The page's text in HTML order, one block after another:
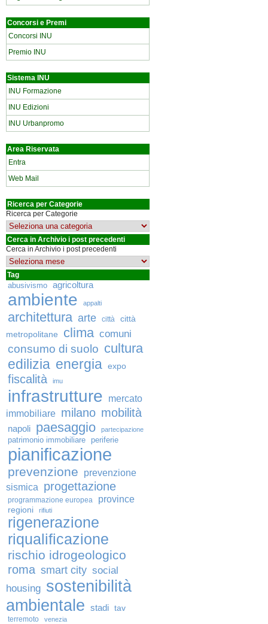
Concorsi e Premi
Concorsi INU
Premio INU
Sistema INU
INU Formazione
INU Edizioni
INU Urbanpromo
Area Riservata
Entra
Web Mail
Ricerca per Categorie
Ricerca per Categorie
Cerca in Archivio i post precedenti
Cerca in Archivio i post precedenti
Tag
abusivismo agricoltura
ambiente appalti
architettura arte città
città
metropolitane
clima comuni
consumo di suolo cultura
edilizia energia expo
fiscalità imu
infrastrutture
mercato
immobiliare milano mobilità
napoli paesaggio partecipazione
patrimonio immobiliare periferie
pianificazione
prevenzione
prevenzione
sismica
progettazione
programmazione europea province
regioni rifiuti
rigenerazione
riqualificazione
rischio idrogeologico
roma smart city social
housing sostenibilità
ambientale stadi tav
terremoto venezia